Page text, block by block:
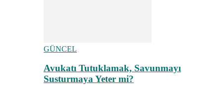
GÜNCEL
Avukatı Tutuklamak, Savunmayı
Susturmaya Yeter mi?